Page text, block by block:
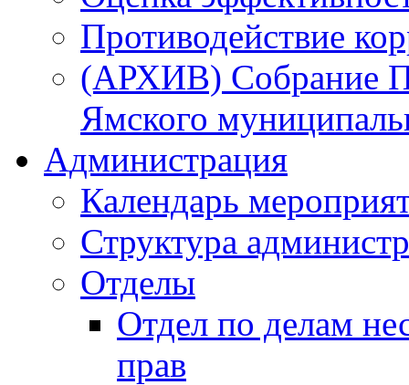
Противодействие
(АРХИВ) Собрание
Ямского
Администрация
Календарь
Структура
Отделы
Отдел по делам
прав